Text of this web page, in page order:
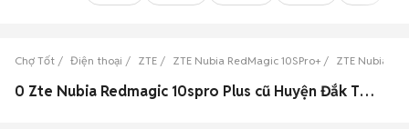
Chợ Tốt Điện thoại ZTE ZTE Nubia RedMagic 10SPro+ ZTE Nubia
0 Zte Nubia Redmagic 10spro Plus cũ Huyện Đắk Tô, Kon Tum đẹp